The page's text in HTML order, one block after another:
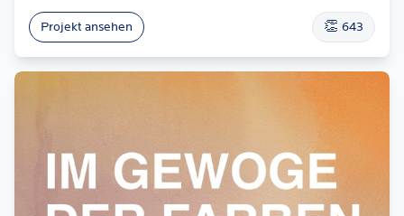
Projekt ansehen 👏 643